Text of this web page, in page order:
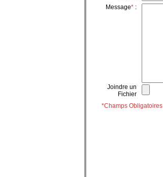
Message*:
Joindre un
Fichier
*Champs Obligatoires